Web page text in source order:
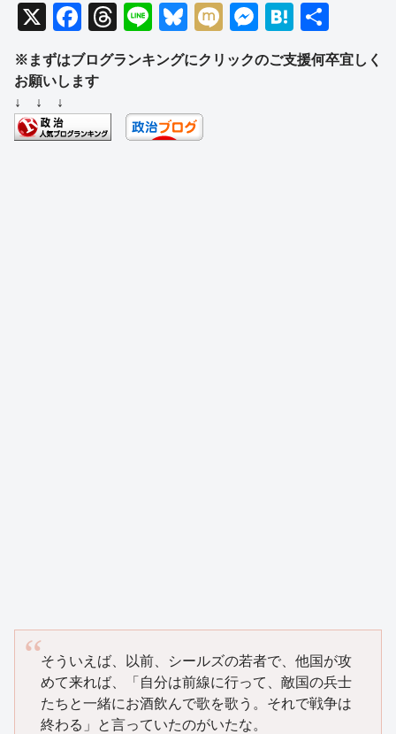
X
F
a
c
b
T
hr
e
d
Li
n
e
Bl
e
y
M
ixi
M
ss
H
at
e
有
※まずはブログランキングにクリックのご支援何卒宜しく
お願いします
↓ ↓ ↓
そういえば、以前、シールズの若者で、他国が攻
めて来れば、「自分は前線に行って、敵国の兵士
たちと一緒にお酒飲んで歌を歌う。それで戦争は
終わる」と言っていたのがいたな。